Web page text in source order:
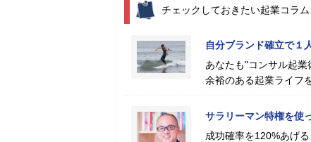
チェックしておきたい起業コラ
自分ブランド確立で１
あなたも"コンサル起
余裕のある起業ライフ
サラリーマン特権を使
成功確率を120%あげ